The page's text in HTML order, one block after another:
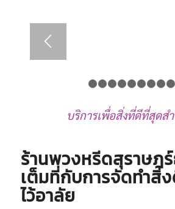
1 2 3
บริการเพื่อสิ่งที่ดีที่สุดส
ร้านพวงหรีดสุราษฎ
เต็มที่กับการจัดทำสิ่
ไว้อาลัย